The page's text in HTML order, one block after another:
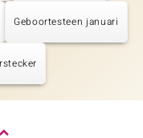
Geboortesteen januari